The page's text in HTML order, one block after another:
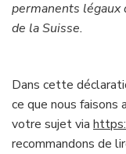
permanents légaux
de la Suisse.
Dans cette
ce que nous faisons
votre sujet via
recommandons de